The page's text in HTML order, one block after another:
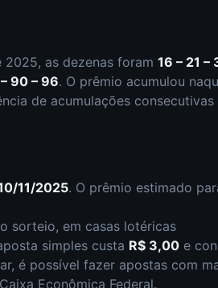
2025, as dezenas foram 16 – 21 –
90 – 96. O prêmio acumulou
de acumulações consecutivas
11/2025. O prêmio estimado
sorteio, em casas lotéricas
simples custa R$ 3,00 e
é possível fazer apostas com
Econômica Federal.